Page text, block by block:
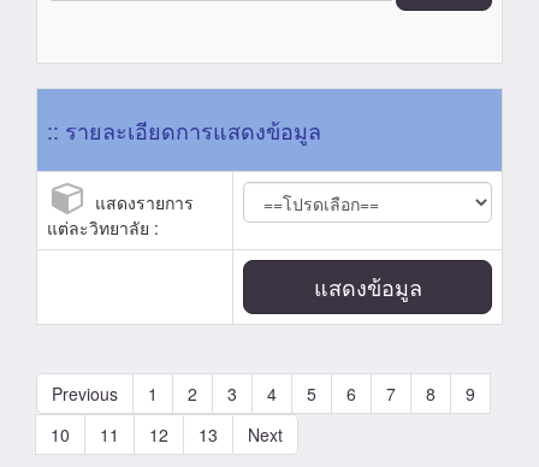
:: รายละเอียดการแสดงข้อมูล
แสดงรายการ
แต่ละวิทยาลัย :
แสดงข้อมูล
Previous 1 2 3 4 5 6 7 8
9
10
11 12 13 Next